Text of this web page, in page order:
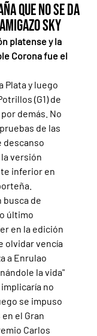
que no se da
Sky
platense y la
Corona fue el
Plata y luego
(G1) de
demás. No
de las
descanso
versión
inferior en
busca de
último
en la edición
olvidar vencía
a Enrulao
la vida"
no
se impuso
en el Gran
Carlos